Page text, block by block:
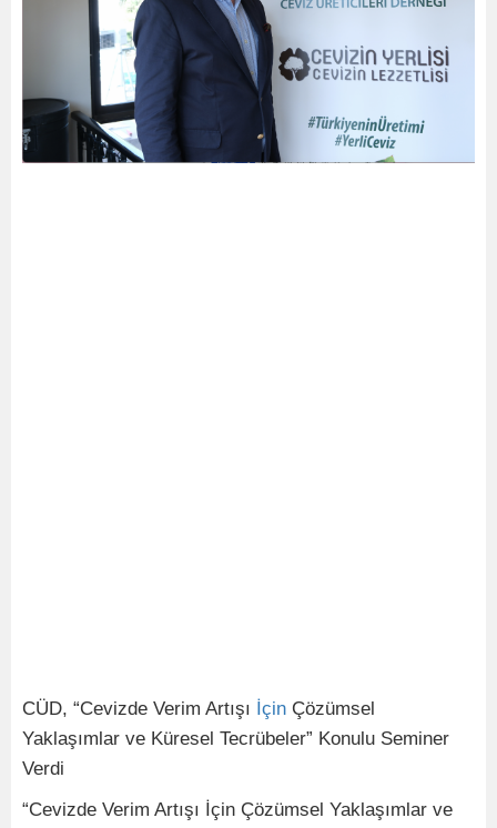
CÜD, “Cevizde Verim Artışı İçin Çözümsel
Yaklaşımlar ve Küresel Tecrübeler” Konulu Seminer
Verdi
“Cevizde Verim Artışı İçin Çözümsel Yaklaşımlar ve